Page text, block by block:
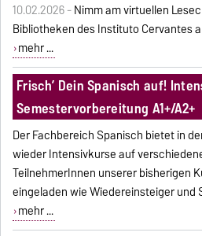
10.02.2026 -Nimm am virtuellen
Bibliotheken des Instituto Cervantes
mehr ...
Frisch’ Dein Spanisch auf!
Semestervorbereitung A1+/A2+
Der Fachbereich Spanisch bietet in
wieder Intensivkurse auf
TeilnehmerInnen unserer bisherigen
eingeladen wie Wiedereinsteiger
mehr ...